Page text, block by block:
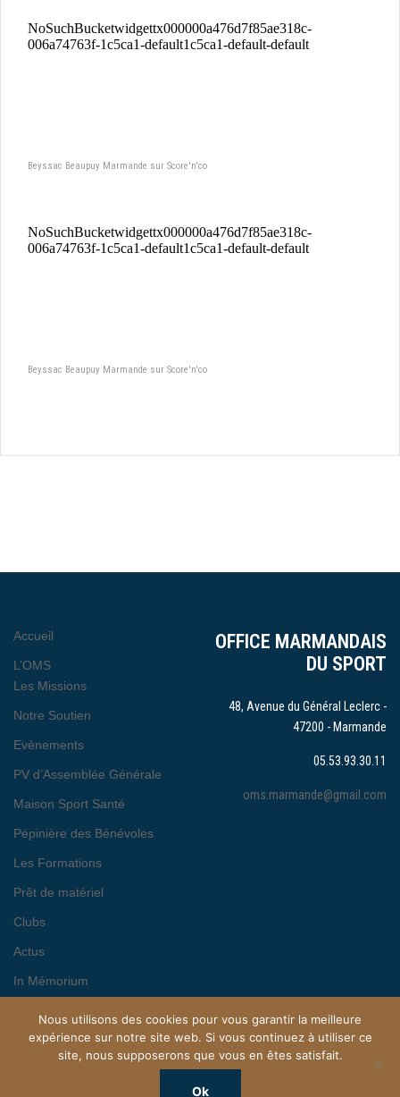
Beyssac Beaupuy Marmande sur Score'n'co
Beyssac Beaupuy Marmande sur Score'n'co
OFFICE MARMANDAIS
DU SPORT
48, Avenue du Général Leclerc -
47200 - Marmande
05.53.93.30.11
oms.marmande@gmail.com
Accueil
L’OMS
Les Missions
Notre Soutien
Evènements
PV d’Assemblée Générale
Maison Sport Santé
Pépinière des Bénévoles
Les Formations
Prêt de matériel
Clubs
Actus
In Mémorium
Nous utilisons des cookies pour vous garantir la meilleure
expérience sur notre site web. Si vous continuez à utiliser ce
site, nous supposerons que vous en êtes satisfait.
Ok